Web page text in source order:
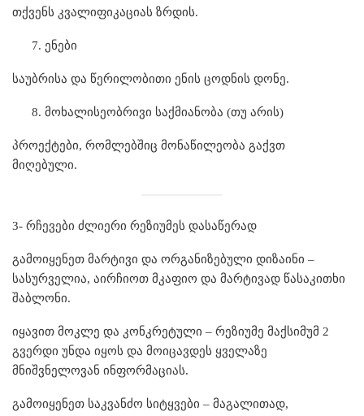
თქვენს კვალიფიკაციას ზრდის.
ენები
საუბრისა და წერილობითი ენის ცოდნის დონე.
მოხალისეობრივი საქმიანობა (თუ არის)
პროექტები, რომლებშიც მონაწილეობა გაქვთ
მიღებული.
3- რჩევები ძლიერი რეზიუმეს დასაწერად
გამოიყენეთ მარტივი და ორგანიზებული დიზაინი –
სასურველია, აირჩიოთ მკაფიო და მარტივად წასაკითხი
შაბლონი.
იყავით მოკლე და კონკრეტული – რეზიუმე მაქსიმუმ 2
გვერდი უნდა იყოს და მოიცავდეს ყველაზე
მნიშვნელოვან ინფორმაციას.
გამოიყენეთ საკვანძო სიტყვები – მაგალითად,